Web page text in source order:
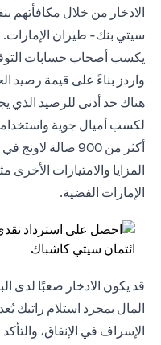
الادخار من خلال مكافأتهم
سيتي بنك- طيران الإمارات.
يكسب أصحاب حسابات
واردز بناءً على قيمة رصيد
هناك حد أدنى للرصيد الذي
لكسب أميال جوية
أكثر من 900 صالة
المزايا والامتيازات
الإمارات الفضية.
قد يكون الادخار صعبًا
المال بمجرد استلام راتبك
الإسراف في الإنفاق،